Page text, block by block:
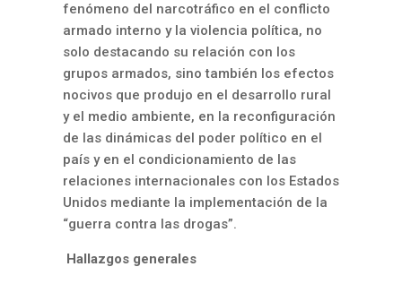
fenómeno del narcotráfico en el conflicto
armado interno y la violencia política, no
solo destacando su relación con los
grupos armados, sino también los efectos
nocivos que produjo en el desarrollo rural
y el medio ambiente, en la reconfiguración
de las dinámicas del poder político en el
país y en el condicionamiento de las
relaciones internacionales con los Estados
Unidos mediante la implementación de la
“guerra contra las drogas”.
Hallazgos generales